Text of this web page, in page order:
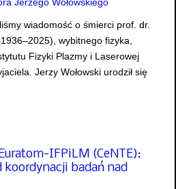
wiadomość o śmierci prof. dr.
wybitnego fizyka,
Fizyki Plazmy i Laserowej
Jerzy Wołowski urodził się
IFPiLM (CeNTE):
koordynacji badań nad